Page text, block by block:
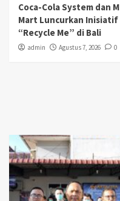
Coca-Cola System dan M
Mart Luncurkan Inisiatif
“Recycle Me” di Bali
admin Agustus 7, 2026 0